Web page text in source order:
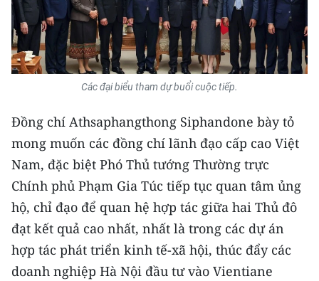
Media Y tế
Media Khoa học - Công nghệ
Media Môi trường
Ảnh
Infographic
TIN MỚI
TIN ĐỊA PHƯƠNG
Trung du và miền núi phía Bắc
Các đại biểu tham dự buổi cuộc tiếp.
Đồng chí Athsaphangthong Siphandone bày tỏ
mong muốn các đồng chí lãnh đạo cấp cao Việt
Nam, đặc biệt Phó Thủ tướng Thường trực
Chính phủ Phạm Gia Túc tiếp tục quan tâm ủng
hộ, chỉ đạo để quan hệ hợp tác giữa hai Thủ đô
đạt kết quả cao nhất, nhất là trong các dự án
hợp tác phát triển kinh tế-xã hội, thúc đẩy các
doanh nghiệp Hà Nội đầu tư vào Vientiane